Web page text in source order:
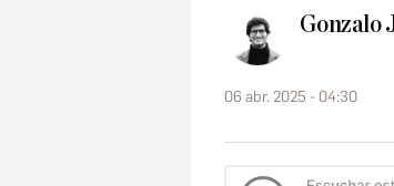
Gonzalo
06 abr. 2025 - 04:30